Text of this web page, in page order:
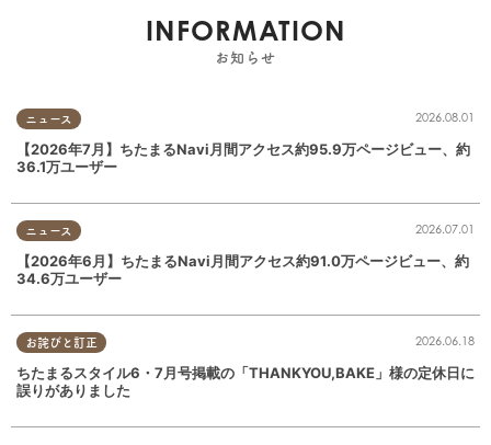
INFORMATION
お知らせ
ニュース 2026.08.01
【2026年7月】ちたまるNavi月間アクセス約95.9万ページビュー、約
36.1万ユーザー
ニュース 2026.07.01
【2026年6月】ちたまるNavi月間アクセス約91.0万ページビュー、約
34.6万ユーザー
お詫びと訂正 2026.06.18
ちたまるスタイル6・7月号掲載の「THANKYOU,BAKE」様の定休日に
誤りがありました